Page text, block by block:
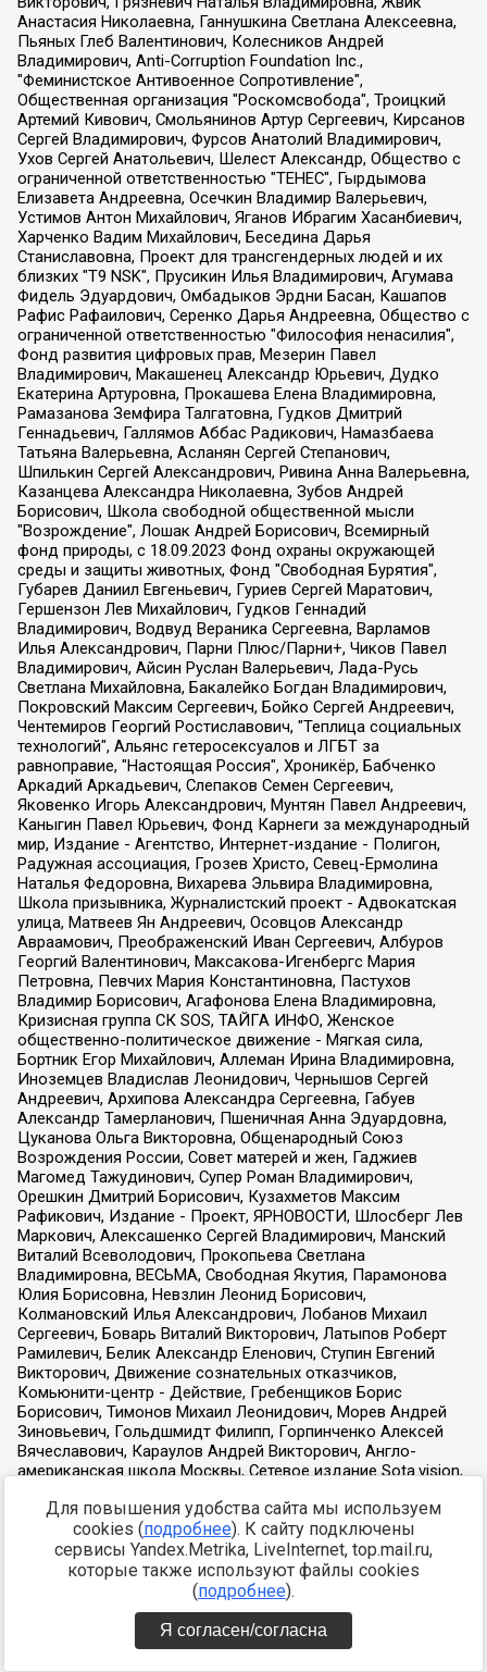
Для повышения удобства сайта мы используем
cookies (подробнее). К сайту подключены
сервисы Yandex.Metrika, LiveInternet, top.mail.ru,
которые также используют файлы cookies
(подробнее).
Я согласен/согласна